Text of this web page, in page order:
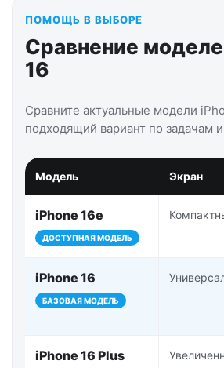
ПОМОЩЬ В ВЫБОРЕ
Сравнение
16
Сравните актуальные модели
подходящий вариант по задачам
Модель Экран
iPhone 16e
ДОСТУПНАЯ МОДЕЛЬ
iPhone 16
БАЗОВАЯ МОДЕЛЬ
iPhone 16 Plus